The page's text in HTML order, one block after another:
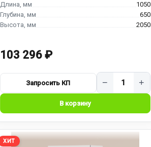
1050
650
2050
103 296 ₽
− +
ХИТ